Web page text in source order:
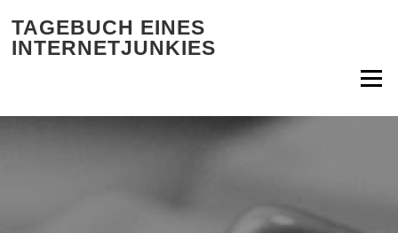
TAGEBUCH EINES
INTERNETJUNKIES
Menü